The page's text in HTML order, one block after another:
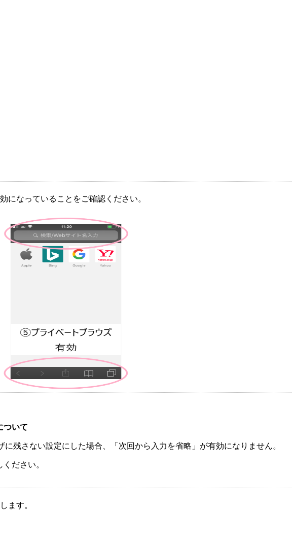
になっていることをご確認ください。
ついて
残さない設定にした場合、「次回から入力を省略」が有効になりません。
ださい。
ます。